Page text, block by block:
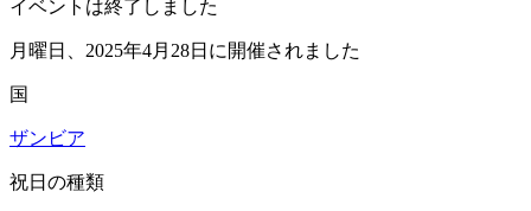
イベントは終了しました
月曜日、2025年4月28日に開催されました
国
ザンビア
祝日の種類